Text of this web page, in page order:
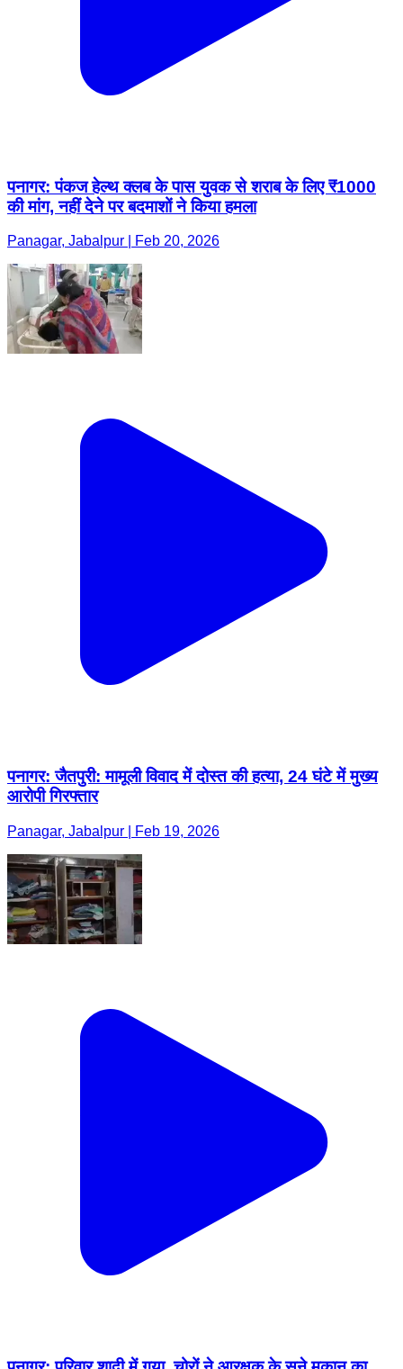
पनागर: पंकज हेल्थ क्लब के पास युवक से शराब के लिए ₹1000
की मांग, नहीं देने पर बदमाशों ने किया हमला
Panagar, Jabalpur | Feb 20, 2026
पनागर: जैतपुरी: मामूली विवाद में दोस्त की हत्या, 24 घंटे में मुख्य
आरोपी गिरफ्तार
Panagar, Jabalpur | Feb 19, 2026